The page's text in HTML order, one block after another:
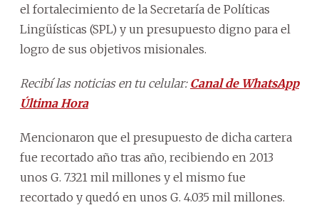
el fortalecimiento de la Secretaría de Políticas
Lingüísticas (SPL) y un presupuesto digno para el
logro de sus objetivos misionales.
Recibí las noticias en tu celular: Canal de WhatsApp
Última Hora
Mencionaron que el presupuesto de dicha cartera
fue recortado año tras año, recibiendo en 2013
unos G. 7.321 mil millones y el mismo fue
recortado y quedó en unos G. 4.035 mil millones.